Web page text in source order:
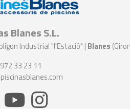
Blanes S.L.
Industrial "l'Estació" | Blanes
972 33 23 11